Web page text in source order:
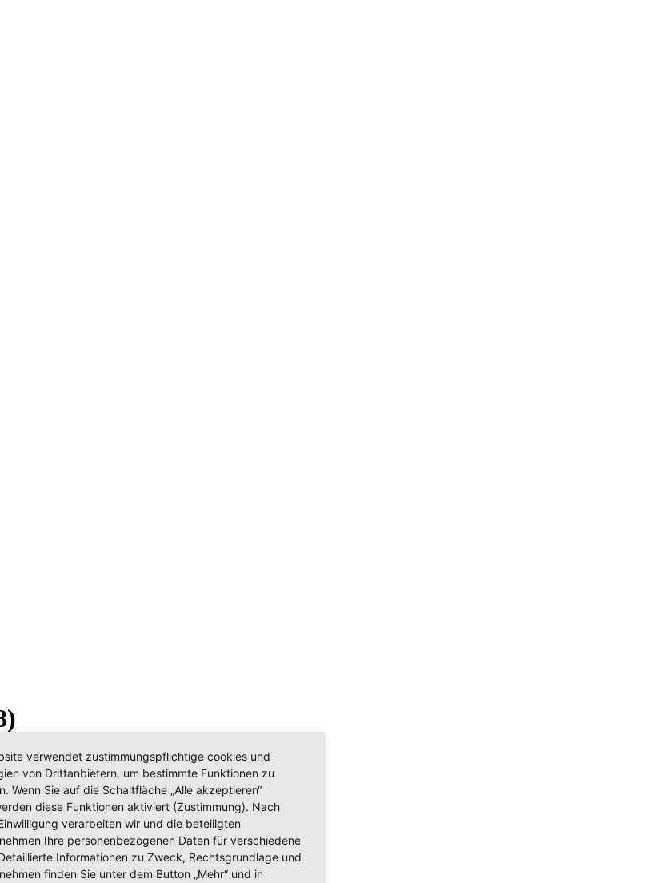
verwendet zustimmungspflichtige cookies und
von Drittanbietern, um bestimmte Funktionen zu
Wenn Sie auf die Schaltfläche „Alle akzeptieren“
diese Funktionen aktiviert (Zustimmung). Nach
verarbeiten wir und die beteiligten
Ihre personenbezogenen Daten für verschiedene
Informationen zu Zweck, Rechtsgrundlage und
finden Sie unter dem Button „Mehr“ und in